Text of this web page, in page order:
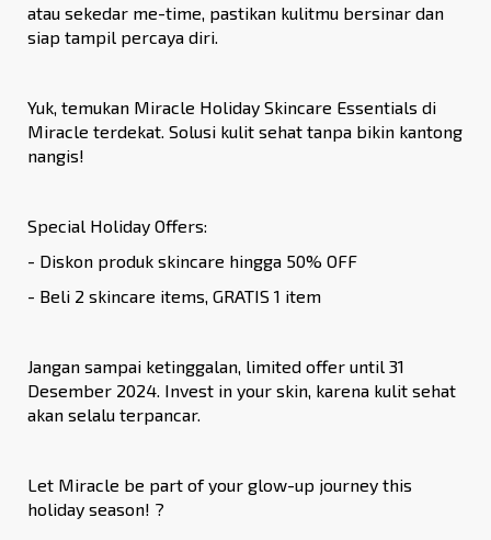
atau sekedar me-time, pastikan kulitmu bersinar dan
siap tampil percaya diri.
Yuk, temukan Miracle Holiday Skincare Essentials di
Miracle terdekat. Solusi kulit sehat tanpa bikin kantong
nangis!
Special Holiday Offers:
- Diskon produk skincare hingga 50% OFF
- Beli 2 skincare items, GRATIS 1 item
Jangan sampai ketinggalan, limited offer until 31
Desember 2024. Invest in your skin, karena kulit sehat
akan selalu terpancar.
Let Miracle be part of your glow-up journey this
holiday season! ?